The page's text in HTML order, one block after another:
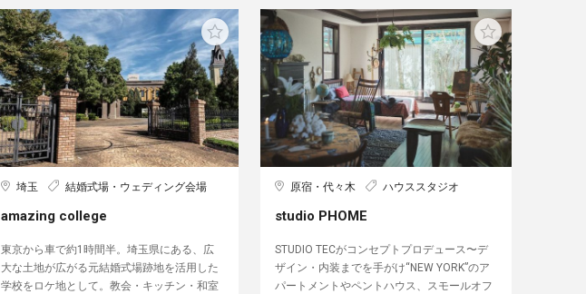
埼玉 結婚式場・ウェディング会場
amazing college
東京から車で約1時間半。埼玉県にある、広
大な土地が広がる元結婚式場跡地を活用した
学校をロケ地として。教会・キッチン・和室
原宿・代々木 ハウススタジオ
studio PHOME
STUDIO TECがコンセプトプロデュース〜デ
ザイン・内装までを手がけ“NEW YORK”のア
パートメントやペントハウス、スモールオフ